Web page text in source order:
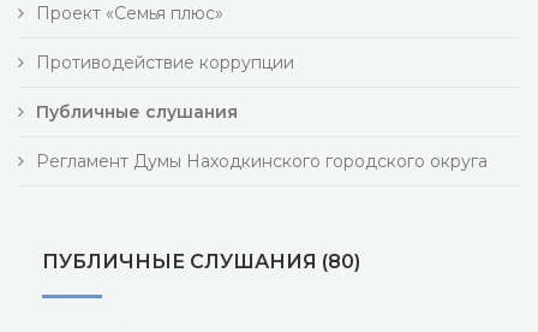
Проект «Семья плюс»
Противодействие коррупции
Публичные слушания
Регламент Думы Находкинского городского округа
ПУБЛИЧНЫЕ СЛУШАНИЯ (80)